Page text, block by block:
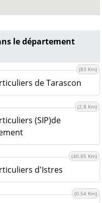
le département
de Tarascon
(83 Km)
(SIP)de
(2.8 Km)
d'Istres
(40.85 Km)
(0.54 Km)